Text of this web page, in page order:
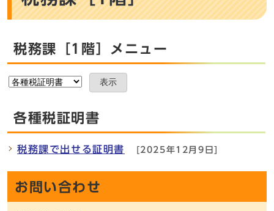
税務課［1階］メニュー
表示
各種税証明書
税務課で出せる証明書 [2025年12月9日]
お問い合わせ